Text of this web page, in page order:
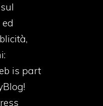
is part